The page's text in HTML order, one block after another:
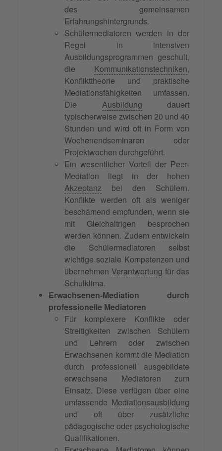
des gemeinsamen
Erfahrungshintergrunds.
Schülermediatoren werden in der
Regel in intensiven
Ausbildungsprogrammen geschult,
die Kommunikationstechniken,
Konflikttheorie und praktische
Mediationsfähigkeiten umfassen.
Die Ausbildung dauert
typischerweise zwischen 20 und 40
Stunden und wird oft in Form von
Wochenendseminaren oder
Projektwochen durchgeführt.
Ein wesentlicher Vorteil der Peer-
Mediation liegt in der hohen
Akzeptanz bei den Schülern.
Konflikte werden oft als weniger
beschämend empfunden, wenn sie
mit Gleichaltrigen besprochen
werden können. Zudem entwickeln
die Schülermediatoren selbst
wichtige soziale Kompetenzen und
übernehmen Verantwortung für das
Schulklima.
Erwachsenen-Mediation durch
professionelle Mediatoren
Für komplexere Konflikte oder
Streitigkeiten zwischen Schülern
und Lehrern oder zwischen
Erwachsenen kommt die Mediation
durch professionell ausgebildete
erwachsene Mediatoren zum
Einsatz. Diese verfügen über eine
umfassende Mediationsausbildung
und oft über zusätzliche
pädagogische oder psychologische
Qualifikationen.